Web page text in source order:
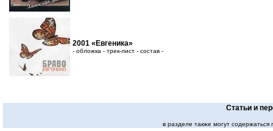
2001 «Евгеника»
- обложка - трек-лист - состав -
Статьи и
в разделе также могут